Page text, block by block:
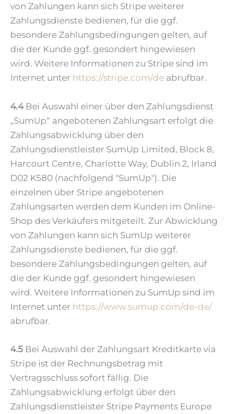
von Zahlungen kann sich Stripe weiterer
Zahlungsdienste bedienen, für die ggf.
besondere Zahlungsbedingungen gelten, auf
die der Kunde ggf. gesondert hingewiesen
wird. Weitere Informationen zu Stripe sind im
Internet unter https://stripe.com/de abrufbar.
4.4Bei Auswahl einer über den Zahlungsdienst
„SumUp“ angebotenen Zahlungsart erfolgt die
Zahlungsabwicklung über den
Zahlungsdienstleister SumUp Limited, Block 8,
Harcourt Centre, Charlotte Way, Dublin 2, Irland
D02 K580 (nachfolgend "SumUp"). Die
einzelnen über Stripe angebotenen
Zahlungsarten werden dem Kunden im Online-
Shop des Verkäufers mitgeteilt. Zur Abwicklung
von Zahlungen kann sich SumUp weiterer
Zahlungsdienste bedienen, für die ggf.
besondere Zahlungsbedingungen gelten, auf
die der Kunde ggf. gesondert hingewiesen
wird. Weitere Informationen zu SumUp sind im
Internet unter https://www.sumup.com/de-de/
abrufbar.
4.5 Bei Auswahl der Zahlungsart Kreditkarte via
Stripe ist der Rechnungsbetrag mit
Vertragsschluss sofort fällig. Die
Zahlungsabwicklung erfolgt über den
Zahlungsdienstleister Stripe Payments Europe